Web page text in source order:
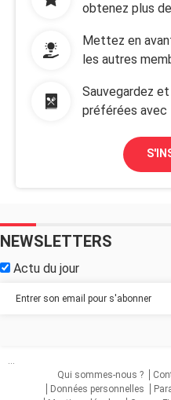
obtenez plus
Mettez en
les autres
Sauvegardez
préférées avec
NEWSLETTERS
Actu du jour
...
Qui sommes-nous ?
Données personnelles